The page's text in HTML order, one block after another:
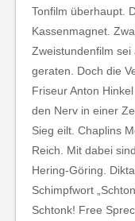
Tonfilm überhaupt.
Kassenmagnet.
Zweistundenfilm sei
geraten. Doch die
Friseur Anton
den Nerv in einer
Sieg eilt. Chaplins
Reich. Mit dabei
Hering-Göring.
Schimpfwort
Schtonk! Free